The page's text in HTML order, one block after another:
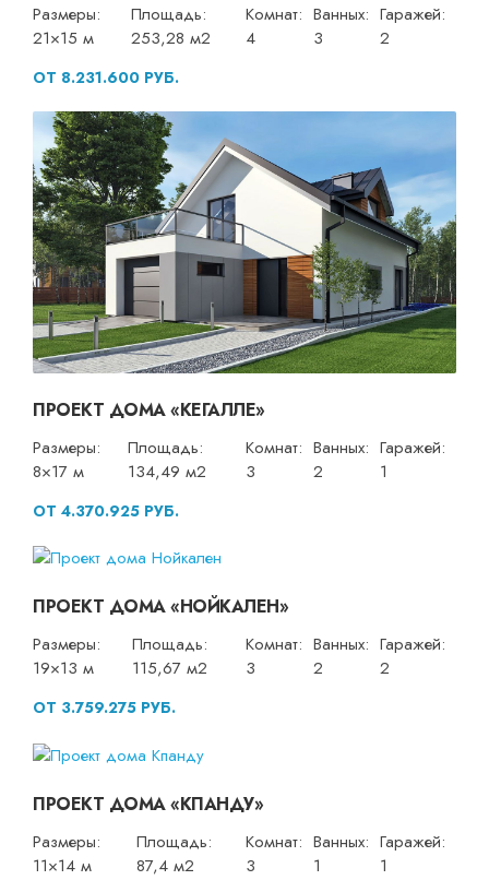
Размеры:
21×15 м
Площадь:
253,28 м2
Комнат:
4
Ванных:
3
Гаражей:
2
ОТ 8.231.600 РУБ.
ПРОЕКТ ДОМА «КЕГАЛЛЕ»
Размеры:
8×17 м
Площадь:
134,49 м2
Комнат:
3
Ванных:
2
Гаражей:
1
ОТ 4.370.925 РУБ.
ПРОЕКТ ДОМА «НОЙКАЛЕН»
Размеры:
19×13 м
Площадь:
115,67 м2
Комнат:
3
Ванных:
2
Гаражей:
2
ОТ 3.759.275 РУБ.
ПРОЕКТ ДОМА «КПАНДУ»
Размеры:
11×14 м
Площадь:
87,4 м2
Комнат:
3
Ванных:
1
Гаражей:
1